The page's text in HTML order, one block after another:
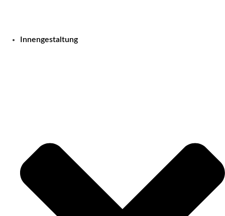
Innengestaltung